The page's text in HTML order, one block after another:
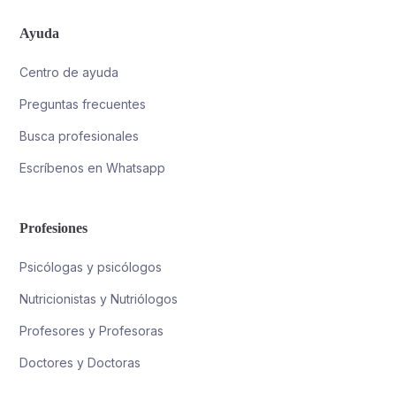
Ayuda
Centro de ayuda
Preguntas frecuentes
Busca profesionales
Escríbenos en Whatsapp
Profesiones
Psicólogas y psicólogos
Nutricionistas y Nutriólogos
Profesores y Profesoras
Doctores y Doctoras